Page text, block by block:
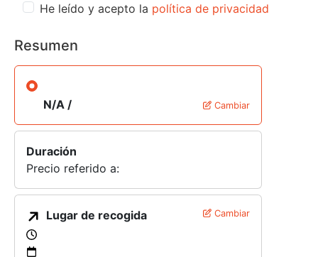
He leído y acepto la política de privacidad
Resumen
N/A / Cambiar
Duración
Precio referido a:
Lugar de recogida Cambiar